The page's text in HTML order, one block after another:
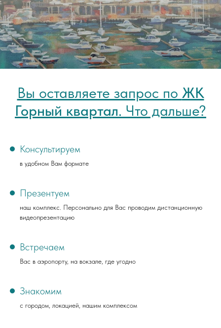
Вы оставляете запрос по ЖК
Горный квартал. Что дальше?
Консультируем
в удобном Вам формате
Презентуем
наш комплекс. Персонально для Вас проводим дистанционную
видеопрезентацию
Встречаем
Вас в аэропорту, на вокзале, где угодно
Знакомим
с городом, локацией, нашим комплексом